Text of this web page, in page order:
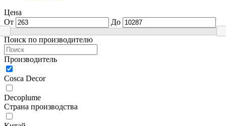
Цена
От
До
Поиск по производителю
Производитель
Cosca Decor
Decoplume
Страна производства